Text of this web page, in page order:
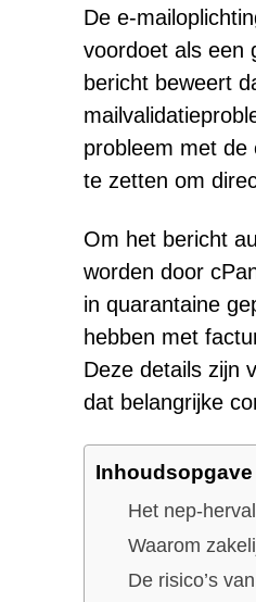
De e-
voordoet als een
bericht beweert
probleem met de
te zetten om
Om het bericht
worden door
in quarantaine
hebben met
Deze details zijn
dat belangrijke
Inhoudsopgave
Het nep-
Waarom
De risico’s